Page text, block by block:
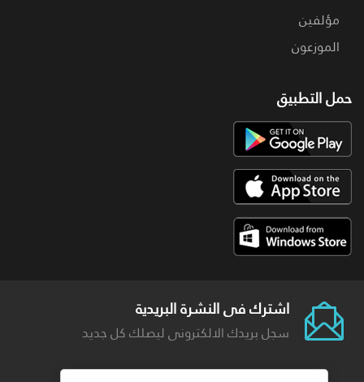
مؤلفين
الموزعون
حمل التطبيق
اشترك فى النشرة البريدية
سجل بريدك الالكترونى ليصلك كل جديد